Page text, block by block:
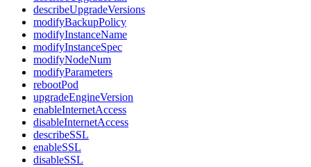
describeUpgradeVersions
modifyBackupPolicy
modifyInstanceName
modifyInstanceSpec
modifyNodeNum
modifyParameters
rebootPod
upgradeEngineVersion
enableInternetAccess
disableInternetAccess
describeSSL
enableSSL
disableSSL